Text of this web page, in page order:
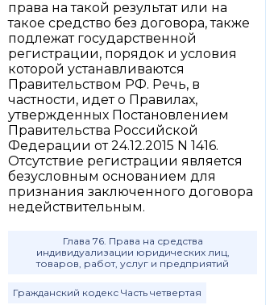
права на такой результат или на
такое средство без договора, также
подлежат государственной
регистрации, порядок и условия
которой устанавливаются
Правительством РФ. Речь, в
частности, идет о Правилах,
утвержденных Постановлением
Правительства Российской
Федерации от 24.12.2015 N 1416.
Отсутствие регистрации является
безусловным основанием для
признания заключенного договора
недействительным.
Глава 76. Права на средства
индивидуализации юридических лиц,
товаров, работ, услуг и предприятий
Гражданский кодекс Часть четвертая